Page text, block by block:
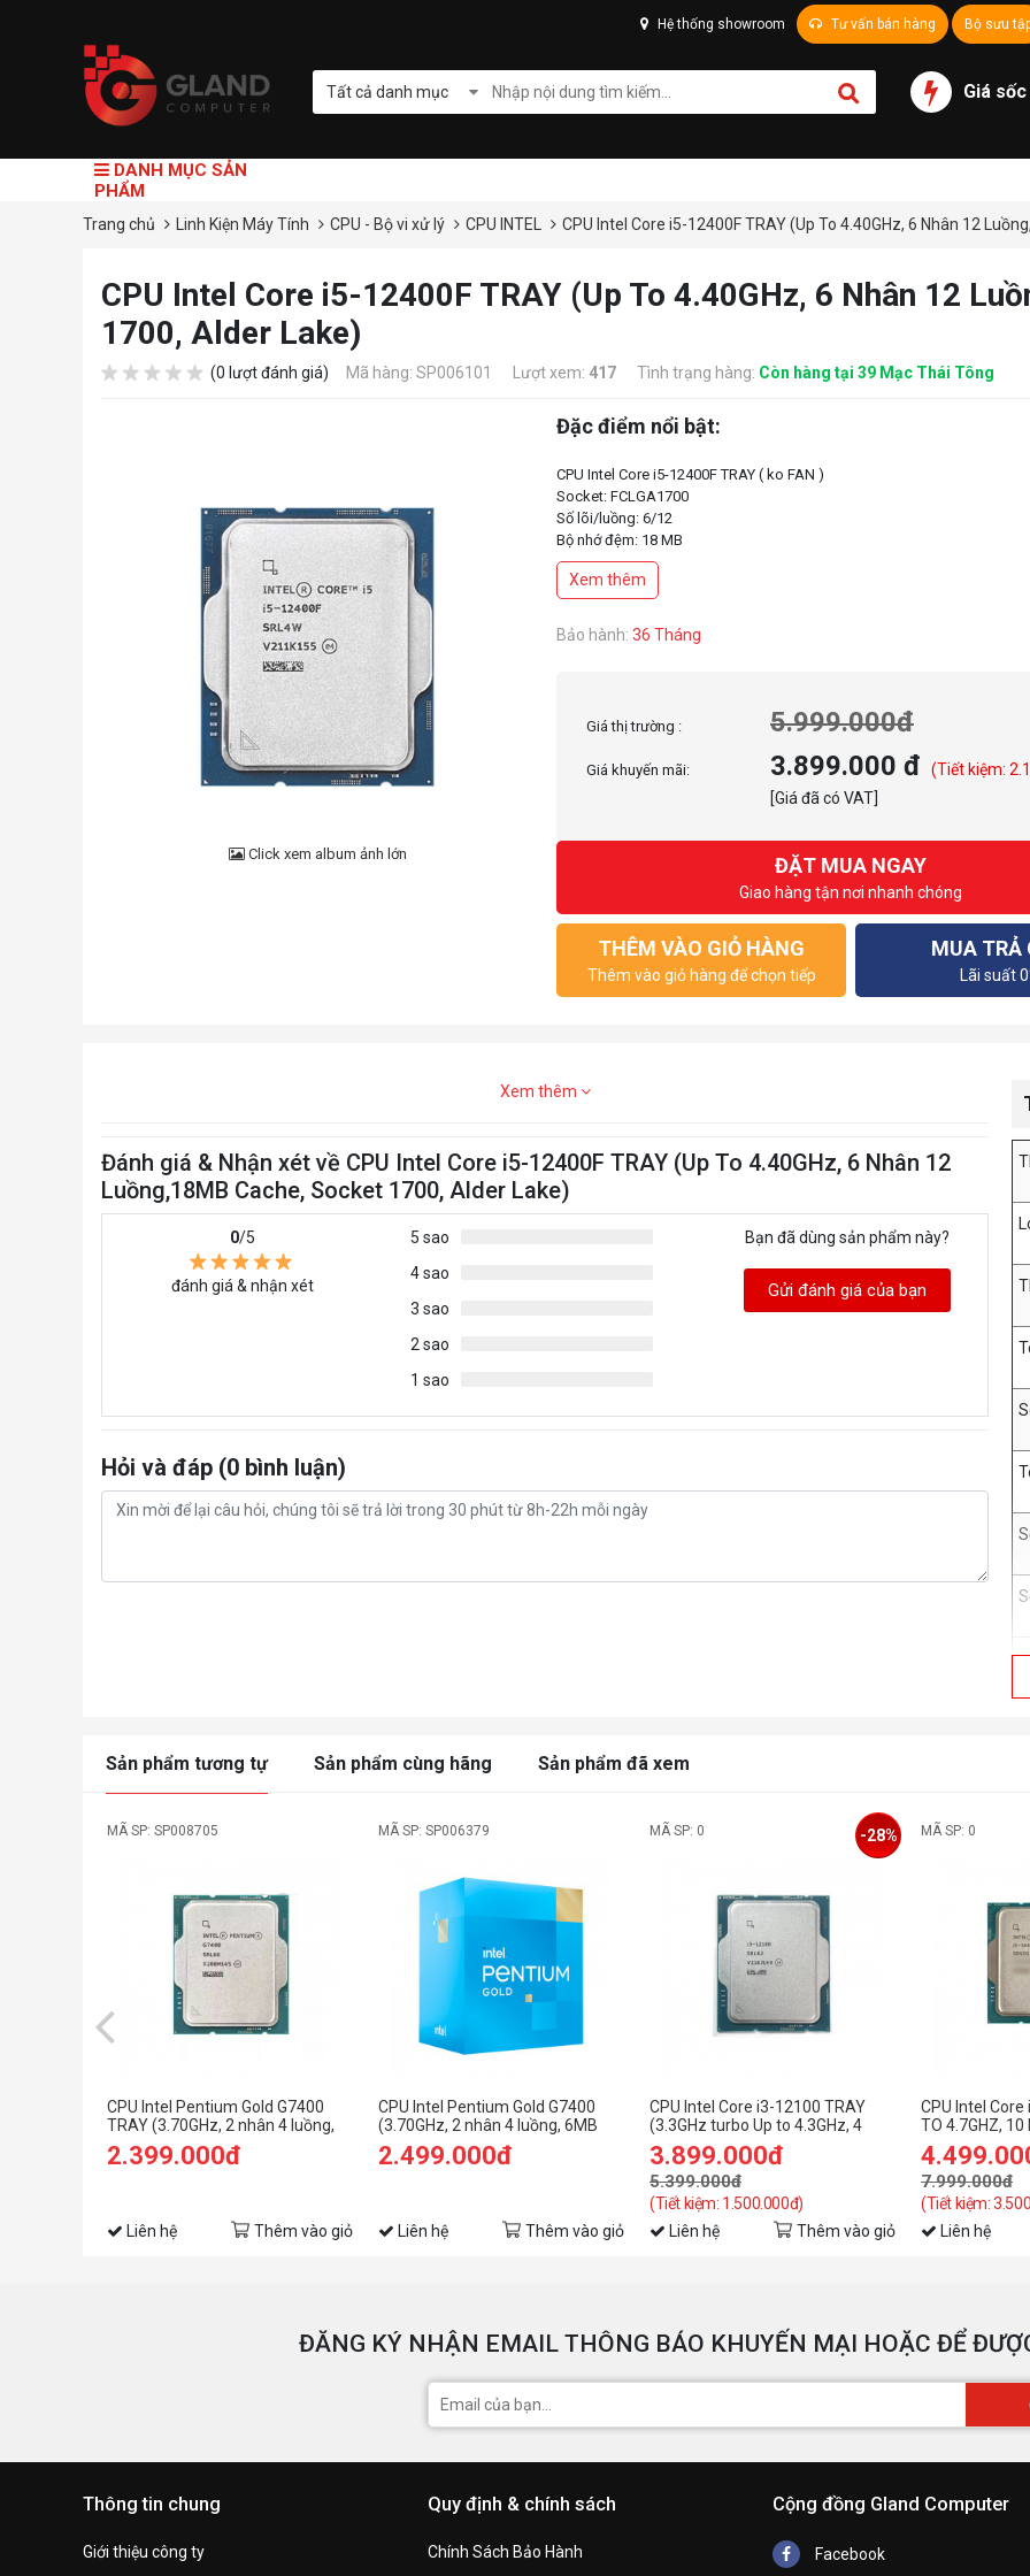
Hệ thống showroom Tư vấn bán hàng Bộ sưu
Tất cả danh mục Giá sốc
DANH MỤC SẢN
PHẨM
Trang chủ Linh Kiện Máy Tính CPU - Bộ vi xử lý CPU INTEL CPU Intel Core i5-12400F TRAY (Up To 4.40GHz, 6 Nhân 12
CPU Intel Core i5-12400F TRAY (Up To 4.40GHz, 6 Nhân 12
1700, Alder Lake)
(0 lượt đánh giá) Mã hàng: SP006101 Lượt xem: 417 Tình trạng hàng: Còn hàng tại 39 Mạc Thái Tông
Click xem album ảnh lớn
Đặc điểm nổi bật:
CPU Intel Core i5-12400F TRAY ( ko FAN )
Socket: FCLGA1700
Số lõi/luồng: 6/12
Bộ nhớ đệm: 18 MB
Bus ram hỗ trợ: DDR4 3200MHz, DDR5-4800
Xem thêm
Bảo hành: 36 Tháng
Giá thị trường : 5.999.000đ
Giá khuyến mãi: 3.899.000 đ
(Tiết kiệm:
[Giá đã có VAT]
ĐẶT MUA NGAY
Giao hàng tận nơi nhanh chóng
THÊM VÀO GIỎ HÀNG
Thêm vào giỏ hàng để chọn tiếp
MUA TRẢ
Lãi suất
Xem thêm
Đánh giá & Nhận xét về CPU Intel Core i5-12400F TRAY (Up To 4.40GHz, 6 Nhân 12
Luồng,18MB Cache, Socket 1700, Alder Lake)
0/5
đánh giá & nhận xét
5 sao
4 sao
3 sao
2 sao
1 sao
Bạn đã dùng sản phẩm này?
Gửi đánh giá của bạn
Hỏi và đáp (0 bình luận)
Sản phẩm tương tự Sản phẩm cùng hãng Sản phẩm đã xem
MÃ SP: SP008705
CPU Intel Pentium Gold G7400
TRAY (3.70GHz, 2 nhân 4 luồng,
6MB Cache, 46W) - Socket Intel
LGA1700)
2.399.000đ
Liên hệ Thêm vào giỏ
MÃ SP: SP006379
CPU Intel Pentium Gold G7400
(3.70GHz, 2 nhân 4 luồng, 6MB
Cache, 46W) - Socket Intel
LGA1700)
2.499.000đ
Liên hệ Thêm vào giỏ
MÃ SP: 0
CPU Intel Core i3-12100 TRAY
(3.3GHz turbo Up to 4.3GHz, 4
Nhân 8 Luồng, 12MB Cache,
58W)- Socket Intel LGA 1700)
3.899.000đ
5.399.000đ
(Tiết kiệm: 1.500.000đ)
-28%
Liên hệ Thêm vào giỏ
MÃ SP: 0
CPU Intel Core
TO 4.7GHZ, 10
20MB CACHE,
INTEL LGA
7.999.000đ
(Tiết kiệm:
Liên hệ
ĐĂNG KÝ NHẬN EMAIL THÔNG BÁO KHUYẾN MẠI HOẶC ĐỂ
Thông tin chung
Giới thiệu công ty
Quy định & chính sách
Chính Sách Bảo Hành
Cộng đồng Gland Computer
Facebook